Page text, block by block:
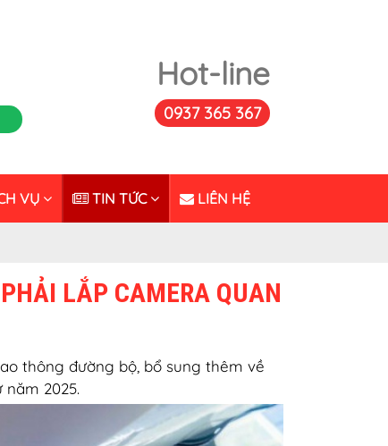
Hot-line
0937 365 367
VỤ TIN TỨC LIÊN HỆ
LẮP CAMERA QUAN
thông đường bộ, bổ sung thêm về
2025.